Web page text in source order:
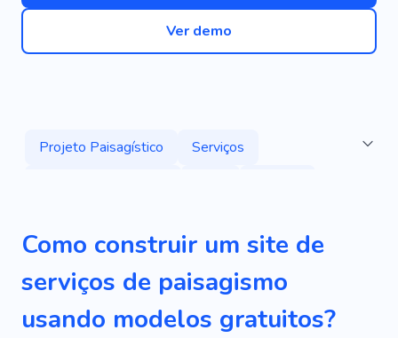
Ver demo
Projeto Paisagístico
Serviços
Mobília
Restauração Reparar
Criativo
Portas De Vidro
Espaço
Intuitivo
Geometria
Mansão Teto
Artesãos
Como construir um site de
serviços de paisagismo
usando modelos gratuitos?